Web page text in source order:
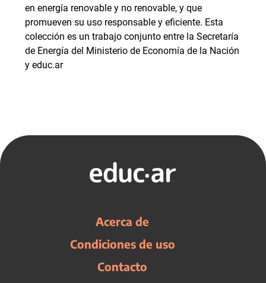
en energía renovable y no renovable, y que
promueven su uso responsable y eficiente. Esta
colección es un trabajo conjunto entre la Secretaría
de Energía del Ministerio de Economía de la Nación
y educ.ar
Acerca de
Condiciones de uso
Contacto